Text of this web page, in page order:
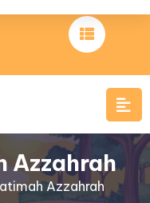
Azzahrah
Azzahrah